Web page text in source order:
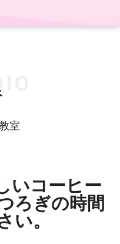
室
いコーヒー
ろぎの時間
い。